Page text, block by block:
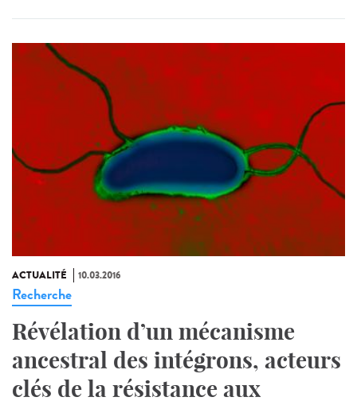
ACTUALITÉ 10.03.2016
Recherche
Révélation d’un mécanisme
ancestral des intégrons, acteurs
clés de la résistance aux